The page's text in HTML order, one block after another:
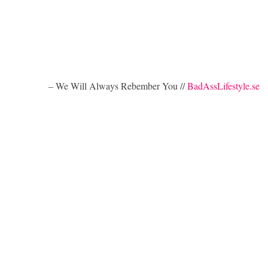
– We Will Always Rebember You //BadAssLifestyle.se